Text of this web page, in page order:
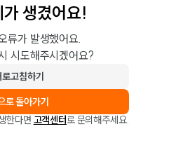
생겼어요!
류가 발생했어요.
시도해주시겠어요?
로고침하기
로 돌아가기
한다면 고객센터로 문의해주세요.